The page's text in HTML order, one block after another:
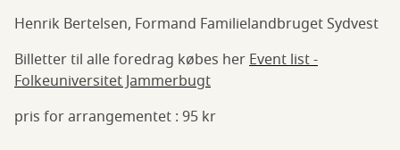
Henrik Bertelsen, Formand Familielandbruget Sydvest
Billetter til alle foredrag købes herEvent list -
Folkeuniversitet Jammerbugt
pris for arrangementet : 95 kr